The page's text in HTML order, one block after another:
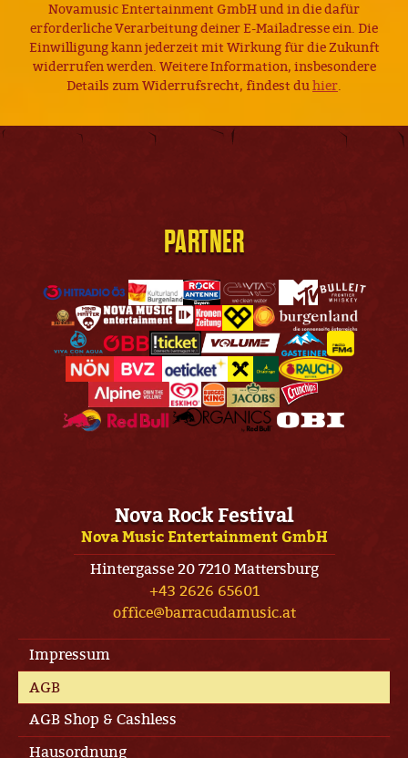
Novamusic Entertainment GmbH und in die dafür
erforderliche Verarbeitung deiner E-Mailadresse ein. Die
Einwilligung kann jederzeit mit Wirkung für die Zukunft
widerrufen werden. Weitere Information, insbesondere
Details zum Widerrufsrecht, findest duhier.
PARTNER
Nova Rock Festival
Nova Music Entertainment GmbH
Hintergasse 20 7210 Mattersburg
+43 2626 65601
office@barracudamusic.at
Impressum
AGB
AGB Shop & Cashless
Hausordnung